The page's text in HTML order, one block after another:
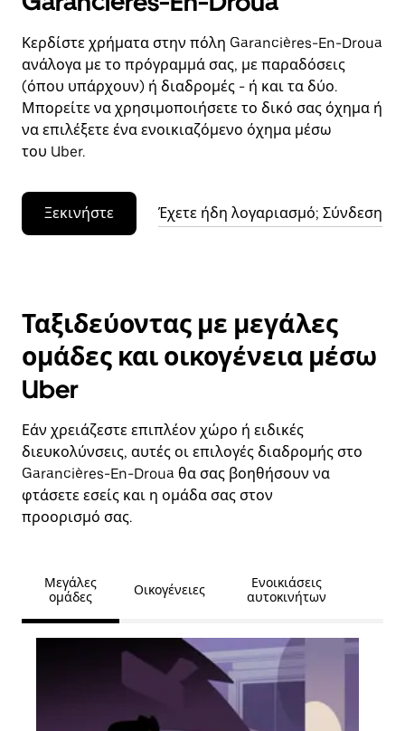
Κερδίστε χρήματα στην πόλη Garancières-En-Droua
ανάλογα με το πρόγραμμά σας, με παραδόσεις
(όπου υπάρχουν) ή διαδρομές - ή και τα δύο.
Μπορείτε να χρησιμοποιήσετε το δικό σας όχημα ή
να επιλέξετε ένα ενοικιαζόμενο όχημα μέσω
του Uber.
Ξεκινήστε Έχετε ήδη λογαριασμό; Σύνδεση
Ταξιδεύοντας με μεγάλες
ομάδες και οικογένεια μέσω
Uber
Εάν χρειάζεστε επιπλέον χώρο ή ειδικές
διευκολύνσεις, αυτές οι επιλογές διαδρομής στο
Garancières-En-Droua θα σας βοηθήσουν να
φτάσετε εσείς και η ομάδα σας στον
προορισμό σας.
Μεγάλες
ομάδες
Οικογένειες
Ενοικιάσεις
αυτοκινήτων